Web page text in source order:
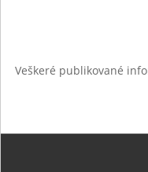
Veškeré publikované